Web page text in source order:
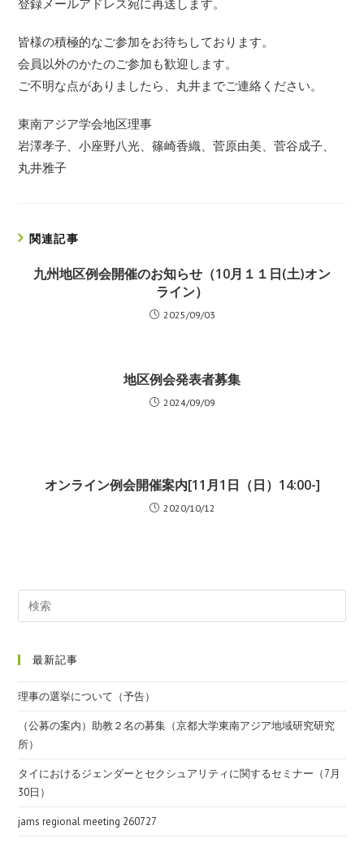
登録メールアドレス宛に再送します。
皆様の積極的なご参加をお待ちしております。
会員以外のかたのご参加も歓迎します。
ご不明な点がありましたら、丸井までご連絡ください。
東南アジア学会地区理事
岩澤孝子、小座野八光、篠崎香織、菅原由美、菅谷成子、
丸井雅子
関連記事
九州地区例会開催のお知らせ（10月１１日(土)オン
ライン）
2025/09/03
地区例会発表者募集
2024/09/09
オンライン例会開催案内[11月1日（日）14:00-]
2020/10/12
最新記事
理事の選挙について（予告）
（公募の案内）助教２名の募集（京都大学東南アジア地域研究研究
所）
タイにおけるジェンダーとセクシュアリティに関するセミナー（7月
30日）
jams regional meeting 260727